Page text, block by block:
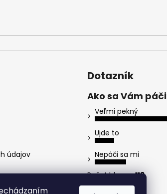
údajov
Dotazník
Ako sa Vám
Veľmi pekný
Ujde to
Nepáči sa mi
Počet hlasov:113